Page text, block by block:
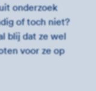
onderzoek
of toch niet?
blij dat ze wel
voor ze op